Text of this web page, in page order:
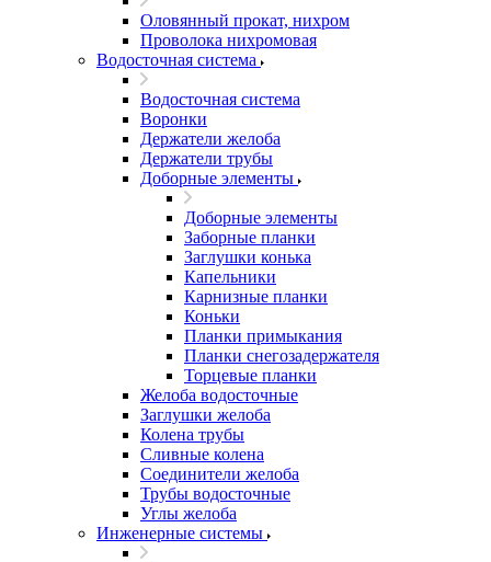
Оловянный прокат, нихром
Проволока нихромовая
Водосточная система
Водосточная система
Воронки
Держатели желоба
Держатели трубы
Доборные элементы
Доборные элементы
Заборные планки
Заглушки конька
Капельники
Карнизные планки
Коньки
Планки примыкания
Планки снегозадержателя
Торцевые планки
Желоба водосточные
Заглушки желоба
Колена трубы
Сливные колена
Соединители желоба
Трубы водосточные
Углы желоба
Инженерные системы